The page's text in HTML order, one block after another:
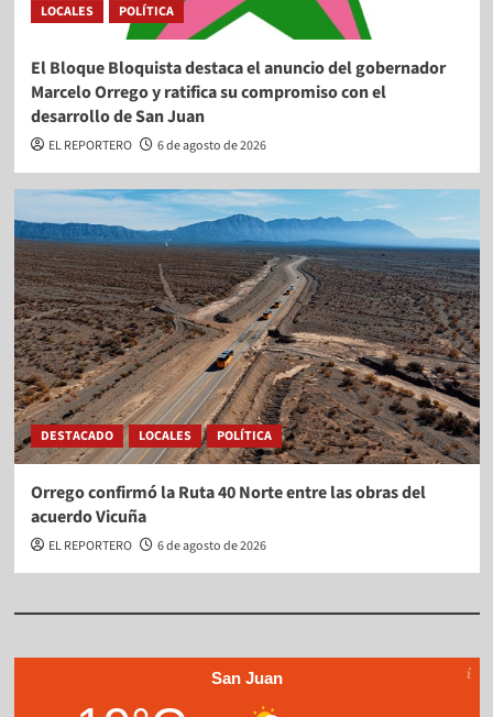
LOCALES POLÍTICA
El Bloque Bloquista destaca el anuncio del gobernador
Marcelo Orrego y ratifica su compromiso con el
desarrollo de San Juan
EL REPORTERO 6 de agosto de 2026
DESTACADO LOCALES POLÍTICA
Orrego confirmó la Ruta 40 Norte entre las obras del
acuerdo Vicuña
EL REPORTERO 6 de agosto de 2026
San Juan